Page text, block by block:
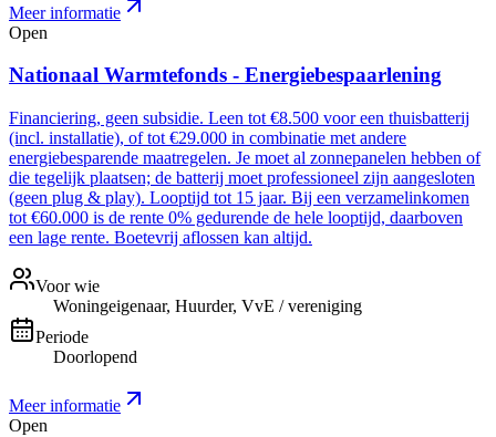
Meer informatie
Open
Nationaal Warmtefonds - Energiebespaarlening
Financiering, geen subsidie. Leen tot €8.500 voor een thuisbatterij
(incl. installatie), of tot €29.000 in combinatie met andere
energiebesparende maatregelen. Je moet al zonnepanelen hebben of
die tegelijk plaatsen; de batterij moet professioneel zijn aangesloten
(geen plug & play). Looptijd tot 15 jaar. Bij een verzamelinkomen
tot €60.000 is de rente 0% gedurende de hele looptijd, daarboven
een lage rente. Boetevrij aflossen kan altijd.
Voor wie
Woningeigenaar, Huurder, VvE / vereniging
Periode
Doorlopend
Meer informatie
Open